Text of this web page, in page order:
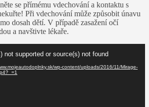
se přímému vdechování a kontaktu s
Při vdechování může způsobit únavu
dosah dětí. V případě zasažení očí
a navštivte lékaře.
not supported or source(s) not found
wp-content/uploads/2016/11/Mirage-